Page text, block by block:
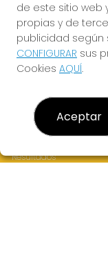
LOTERÍA EL
¿Quiénes somos?
Resultados
de este sitio web
propias y de
publicidad según
CONFIGURAR sus
Cookies AQUÍ.
Aceptar